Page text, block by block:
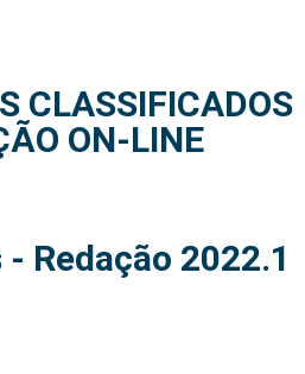
CLASSIFICADOS
ON-LINE
Redação 2022.1